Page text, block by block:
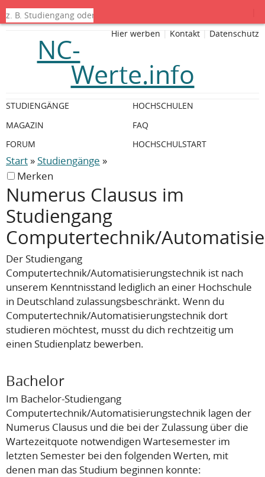
Start » Studiengänge »
Merken
Numerus Clausus im
Studiengang
Computertechnik/
Der Studiengang
Computertechnik/Automatisierungstechnik ist nach
unserem Kenntnisstand lediglich an einer Hochschule
in Deutschland zulassungsbeschränkt. Wenn du
Computertechnik/Automatisierungstechnik dort
studieren möchtest, musst du dich rechtzeitig um
einen Studienplatz bewerben.
Bachelor
Im Bachelor-Studiengang
Computertechnik/Automatisierungstechnik lagen der
Numerus Clausus und die bei der Zulassung über die
Wartezeitquote notwendigen Wartesemester im
letzten Semester bei den folgenden Werten, mit
denen man das Studium beginnen konnte:
Hier werben | Kontakt | Datenschutz
NC-
Werte.info
STUDIENGÄNGE
HOCHSCHULEN
MAGAZIN
FAQ
FORUM
HOCHSCHULSTART